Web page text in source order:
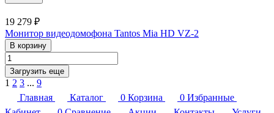
19 279 ₽
Монитор видеодомофона Tantos Mia HD VZ-2
В корзину
Загрузить еще
1 2 3 ... 9
Главная
Каталог 0 Корзина 0 Избранные